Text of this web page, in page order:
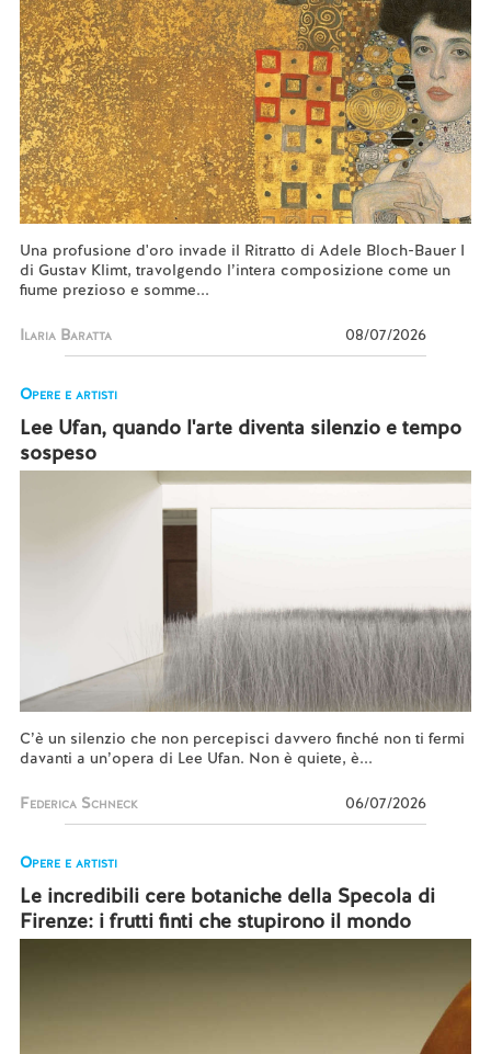
Una profusione d'oro invade il Ritratto di Adele Bloch-Bauer I
di Gustav Klimt, travolgendo l’intera composizione come un
fiume prezioso e somme...
Ilaria Baratta 08/07/2026
Opere e artisti
Lee Ufan, quando l'arte diventa silenzio e tempo
sospeso
C’è un silenzio che non percepisci davvero finché non ti fermi
davanti a un’opera di Lee Ufan. Non è quiete, è...
Federica Schneck 06/07/2026
Opere e artisti
Le incredibili cere botaniche della Specola di
Firenze: i frutti finti che stupirono il mondo